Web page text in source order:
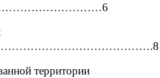
территории